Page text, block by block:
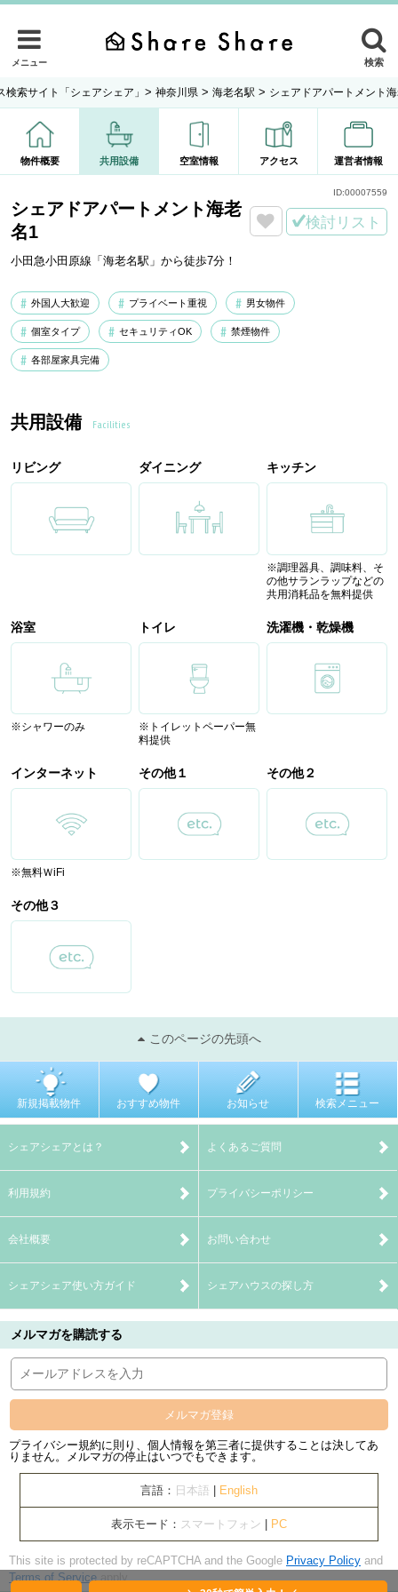
メニュー 検索
検索サイト「シェアシェア」 > 神奈川県 > 海老名駅 > シェアドアパートメント
物件概要 共用設備 空室情報 アクセス 運営者情報
シェアドアパートメント海老
名1
小田急小田原線「海老名駅」から徒歩7分！
検討リスト
外国人大歓迎 プライベート重視 男女物件
個室タイプ セキュリティOK 禁煙物件
各部屋家具完備
ID:00007559
共用設備 Facilities
リビング ダイニング キッチン
※調理器具、調味料、そ
の他サランラップなどの
共用消耗品を無料提供
浴室
※シャワーのみ
トイレ
※トイレットペーパー無
料提供
洗濯機・乾燥機
インターネット
※無料ＷiFi
その他１ その他２
その他３
このページの先頭へ
新規掲載物件 おすすめ物件 お知らせ 検索メニュー
シェアシェアとは？ よくあるご質問
利用規約 プライバシーポリシー
会社概要 お問い合わせ
シェアシェア使い方ガイド シェアハウスの探し方
メルマガを購読する
メルマガ登録
プライバシー規約に則り、個人情報を第三者に提供することは決してあ
りません。メルマガの停止はいつでもできます。
言語： 日本語 | English
表示モード： スマートフォン | PC
This site is protected by reCAPTCHA and the Google Privacy Policy and
Terms of Service